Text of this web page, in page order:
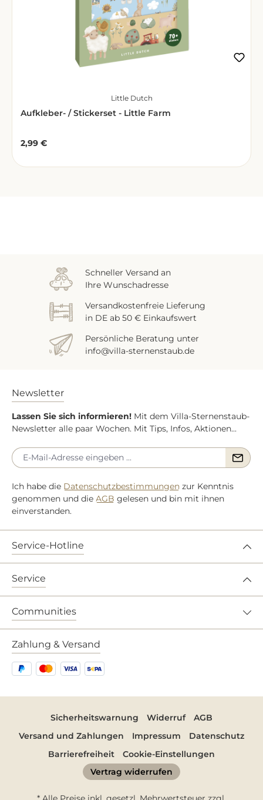
Little Dutch
Aufkleber- / Stickerset - Little Farm
Regulärer Preis:
2,99 €
Schneller Versand an
Ihre Wunschadresse
Versandkostenfreie Lieferung
in DE ab 50 € Einkaufswert
Persönliche Beratung unter
info@villa-sternenstaub.de
Newsletter
Lassen Sie sich informieren! Mit dem Villa-Sternenstaub-
Newsletter alle paar Wochen. Mit Tips, Infos, Aktionen...
Ich habe die Datenschutzbestimmungen zur Kenntnis
genommen und die AGB gelesen und bin mit ihnen
einverstanden.
Service-Hotline
Service
Communities
Zahlung & Versand
Sicherheitswarnung Widerruf
AGB
Versand und Zahlungen
Impressum
Datenschutz
Barrierefreiheit
Cookie-Einstellungen
Vertrag widerrufen